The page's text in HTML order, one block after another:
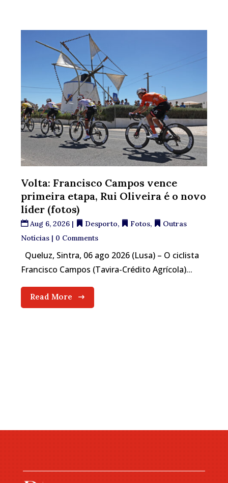
Volta: Francisco Campos vence
primeira etapa, Rui Oliveira é o novo
líder (fotos)
Aug 6, 2026 | Desporto, Fotos,
Outras
Notícias | 0 Comments
Queluz, Sintra, 06 ago 2026 (Lusa) – O ciclista
Francisco Campos (Tavira-Crédito Agrícola)...
Read More